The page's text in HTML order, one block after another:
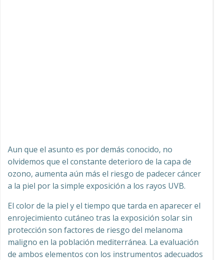
Aun que el asunto es por demás conocido, no
olvidemos que el constante deterioro de la capa de
ozono, aumenta aún más el riesgo de padecer cáncer
a la piel por la simple exposición a los rayos UVB.
El color de la piel y el tiempo que tarda en aparecer el
enrojecimiento cutáneo tras la exposición solar sin
protección son factores de riesgo del melanoma
maligno en la población mediterránea. La evaluación
de ambos elementos con los instrumentos adecuados